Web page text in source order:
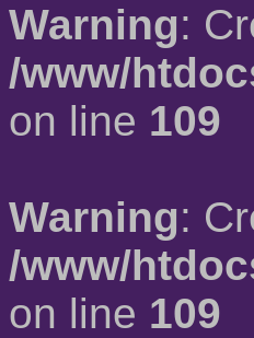
Warning:
/www/
on line 109
Warning:
/www/
on line 109